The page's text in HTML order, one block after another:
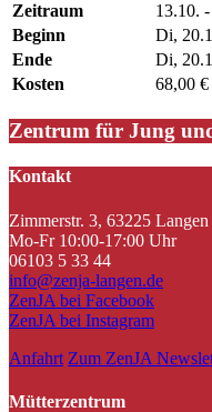
Zeitraum
13.10.
Beginn
Di,
Ende
Di,
Kosten
68,00
Zentrum für Jung
Kontakt
Zimmerstr. 3, 63225 Langen
Mo-Fr 10:00-17:00 Uhr
06103 5 33 44
info@zenja-langen.de
ZenJA bei Facebook
ZenJA bei Instagram
Anfahrt Zum ZenJA
Mütterzentrum